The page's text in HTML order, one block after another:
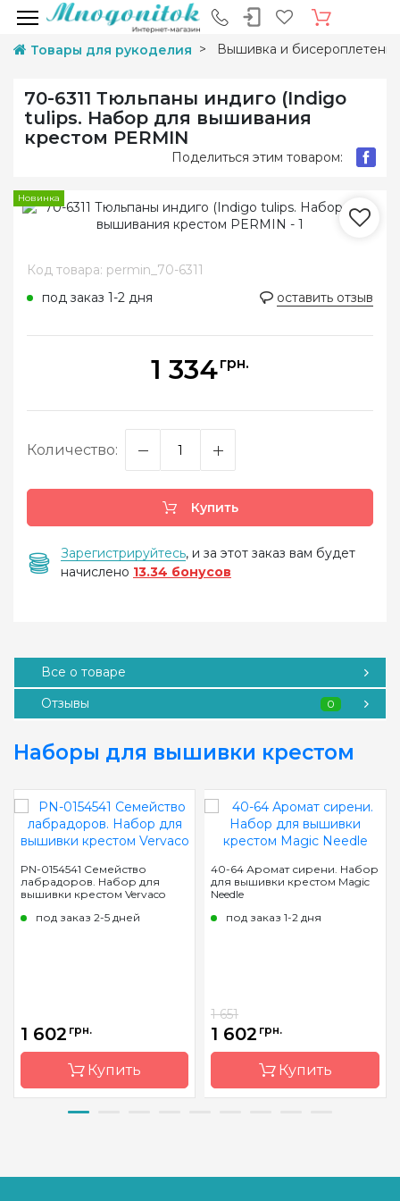
Товары для рукоделия Вышивка и
70-6311 Тюльпаны индиго (Indigo
tulips. Набор для вышивания
крестом PERMIN
Поделиться этим товаром:
Новинка
Код товара: permin_70-6311
под заказ 1-2 дня
оставить отзыв
1 334грн.
Количество:
Купить
Зарегистрируйтесь, и за этот заказ вам будет
начислено 13.34 бонусов
Все о товаре
Отзывы
0
Наборы для вышивки крестом
PN-0154541 Семейство
лабрадоров. Набор для
вышивки крестом Vervaco
под заказ 2-5 дней
1 602 грн.
Купить
Страна-
Бельгия
40-64 Аромат сирени. Набор
для вышивки крестом Magic
Needle
под заказ 1-2 дня
1 651
1 602 грн.
Купить